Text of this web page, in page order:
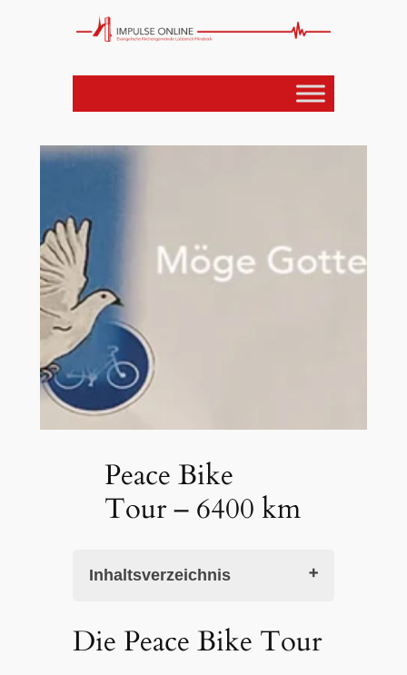
Peace Bike
Tour – 6400 km
Inhaltsverzeichnis
Die Peace Bike Tour
Start der Peace Bike Tour
Die Peace Bike Tour